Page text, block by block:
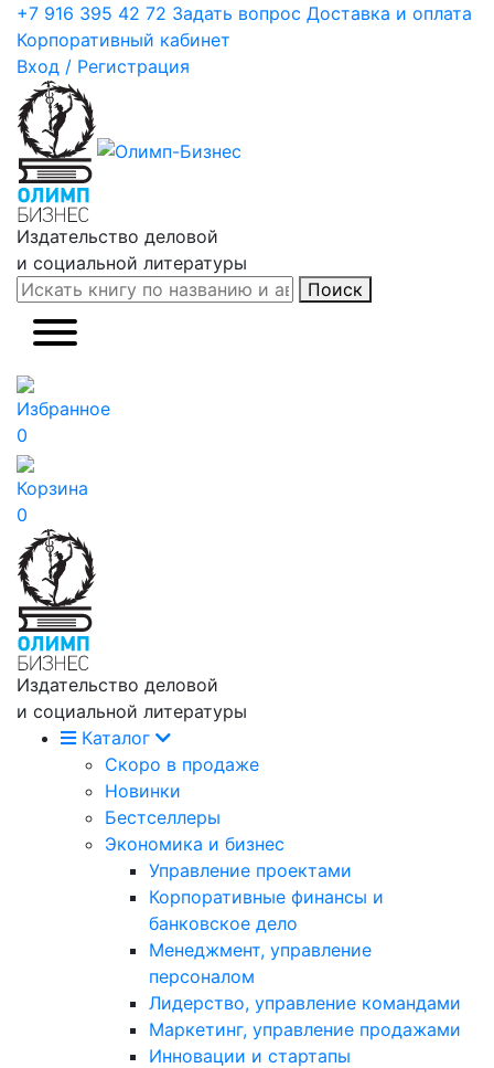
+7 916 395 42 72 Задать вопрос Доставка и оплата
Корпоративный кабинет
Вход / Регистрация
Издательство деловой
и социальной литературы
Поиск
Избранное
0
Корзина
0
Издательство деловой
и социальной литературы
Каталог
Скоро в продаже
Новинки
Бестселлеры
Экономика и бизнес
Управление проектами
Корпоративные финансы и
банковское дело
Менеджмент, управление
персоналом
Лидерство, управление командами
Маркетинг, управление продажами
Инновации и стартапы